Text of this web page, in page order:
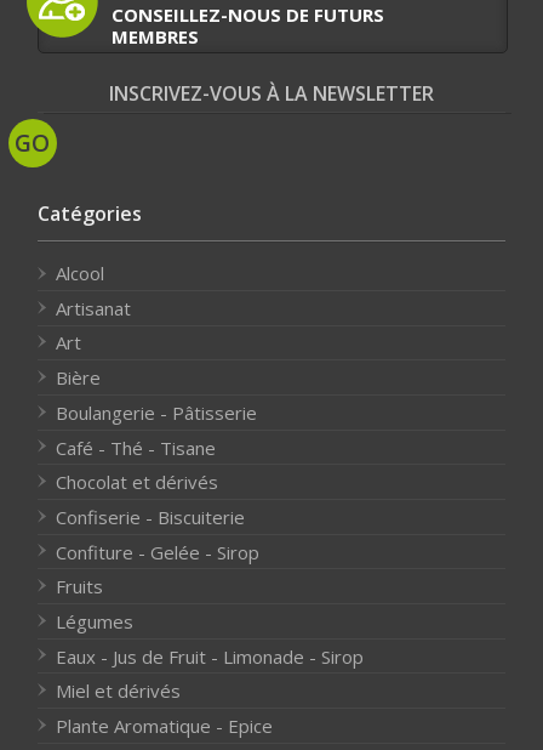
CONSEILLEZ-NOUS DE FUTURS
MEMBRES
INSCRIVEZ-VOUS À LA NEWSLETTER
Catégories
Alcool
Artisanat
Art
Bière
Boulangerie - Pâtisserie
Café - Thé - Tisane
Chocolat et dérivés
Confiserie - Biscuiterie
Confiture - Gelée - Sirop
Fruits
Légumes
Eaux - Jus de Fruit - Limonade - Sirop
Miel et dérivés
Plante Aromatique - Epice